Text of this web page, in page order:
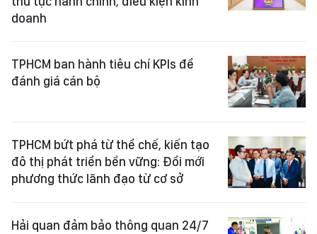
doanh
TPHCM ban hành tiêu chí KPIs để
đánh giá cán bộ
TPHCM bứt phá từ thể chế, kiến tạo
đô thị phát triển bền vững: Đổi mới
phương thức lãnh đạo từ cơ sở
Hải quan đảm bảo thông quan 24/7